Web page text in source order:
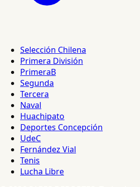
Selección Chilena
Primera División
PrimeraB
Segunda
Tercera
Naval
Huachipato
Deportes Concepción
UdeC
Fernández Vial
Tenis
Lucha Libre